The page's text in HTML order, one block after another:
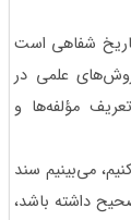
شفاهی است
علمی در
مؤلفه‌ها و
می‌بینیم سند
داشته باشد،